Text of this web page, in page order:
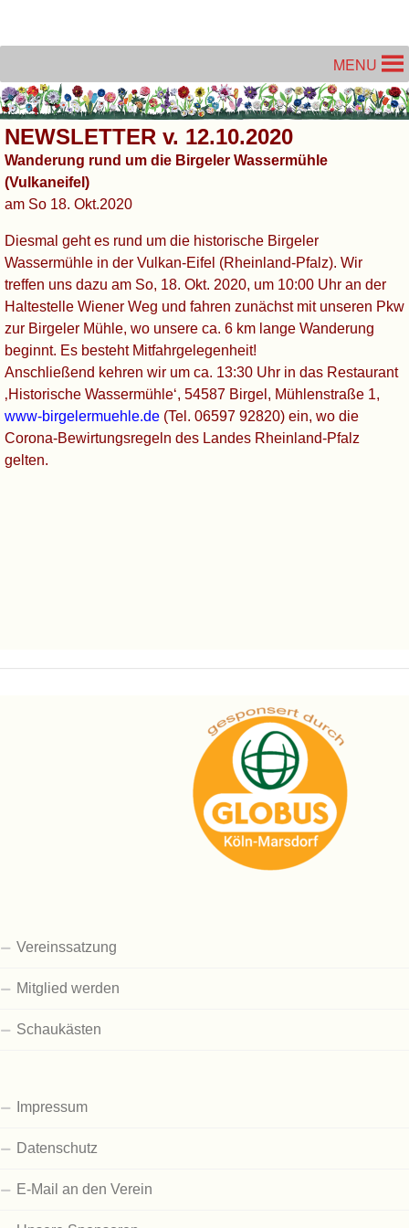
MENU
NEWSLETTER v. 12.10.2020
Wanderung rund um die Birgeler Wassermühle
(Vulkaneifel)
am So 18. Okt.2020
Diesmal geht es rund um die historische Birgeler
Wassermühle in der Vulkan-Eifel (Rheinland-Pfalz). Wir
treffen uns dazu am So, 18. Okt. 2020, um 10:00 Uhr an der
Haltestelle Wiener Weg und fahren zunächst mit unseren Pkw
zur Birgeler Mühle, wo unsere ca. 6 km lange Wanderung
beginnt. Es besteht Mitfahrgelegenheit!
Anschließend kehren wir um ca. 13:30 Uhr in das Restaurant
‚Historische Wassermühle‘, 54587 Birgel, Mühlenstraße 1,
www-birgelermuehle.de (Tel. 06597 92820) ein, wo die
Corona-Bewirtungsregeln des Landes Rheinland-Pfalz
gelten.
Vereinssatzung
Mitglied werden
Schaukästen
Impressum
Datenschutz
E-Mail an den Verein